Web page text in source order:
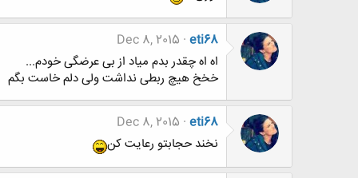
eti68
Dec 8, 2015
اه اه چقدر بدم میاد از بی عرضگی خودم...
خخخ هیچ ربطی نداشت ولی دلم خاست بگم
eti68
Dec 8, 2015
نخند حجابتو رعایت کن